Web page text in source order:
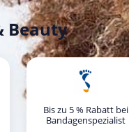
Beauty
Bis zu 5 % Rabatt bei
Bandagenspezialist